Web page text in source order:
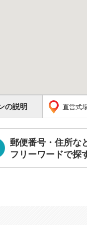
の説明 直営式
郵便番号・住所な
フリーワードで探